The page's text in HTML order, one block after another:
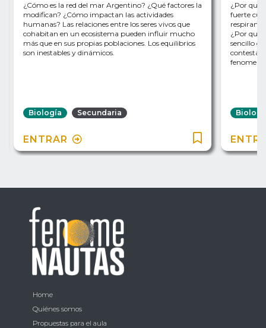
¿Cómo es la red del mar Argentino? ¿Qué factores la
modifican? ¿Cómo impactan las actividades
humanas? Las relaciones entre los seres vivos que
cohabitan en un ecosistema pueden influir mucho
más que en sus propias poblaciones. Los equilibrios
son inestables y dinámicos.
Biología Secundaria
ENTRAR
¿Por qué
fuerte
¿Por qué
sencillo
Home
Quiénes somos
Propuestas para el aula